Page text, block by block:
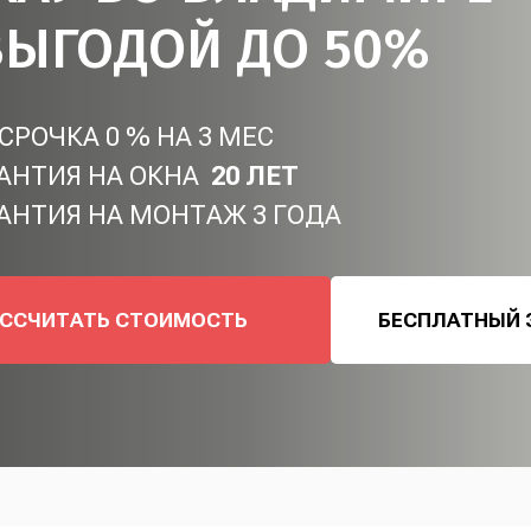
ДО 50%
0 % НА 3 МЕС
НА ОКНА 20 ЛЕТ
НА МОНТАЖ 3 ГОДА
СТОИМОСТЬ БЕСПЛАТНЫЙ